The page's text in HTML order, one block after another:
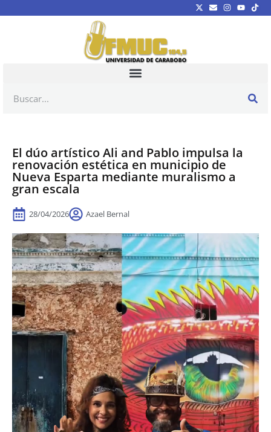
El dúo artístico Ali and Pablo impulsa la
renovación estética en municipio de
Nueva Esparta mediante muralismo a
gran escala
28/04/2026 Azael Bernal